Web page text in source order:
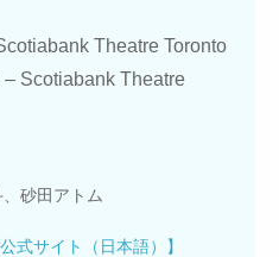
Theatre Toronto
Scotiabank Theatre
砂田アトム
公式サイト（日本語）】